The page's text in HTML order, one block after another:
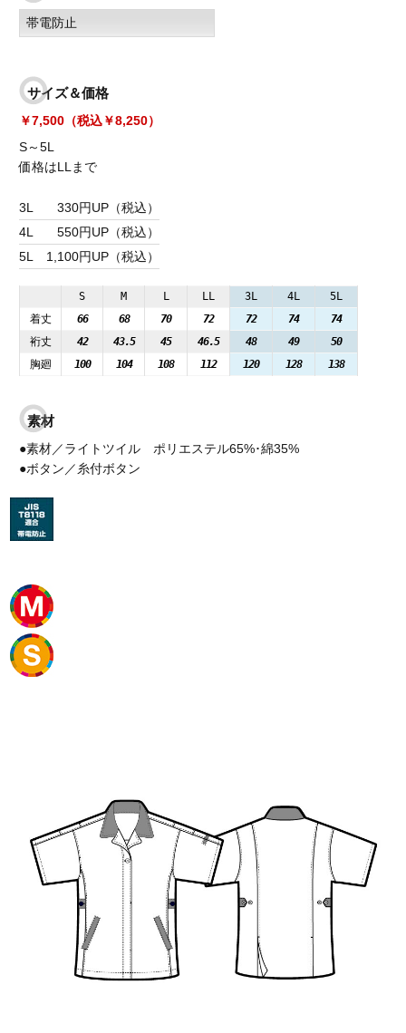
帯電防止
サイズ＆価格
￥7,500（税込￥8,250）
S～5L
価格はLLまで
3L
330円UP（税込）
4L
550円UP（税込）
5L
1,100円UP（税込）
S M L LL 3L 4L
5L
着丈
66 68 70 72 72 74
74
裄丈
42 43.5 45 46.5 48 49
50
胸廻
100 104 108 112 120 128 138
素材
●素材／ライトツイル ポリエステル65%･綿35%
●ボタン／糸付ボタン